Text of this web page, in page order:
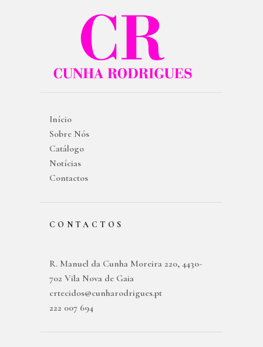
Início
Sobre Nós
Catálogo
Notícias
Contactos
CONTACTOS
R. Manuel da Cunha Moreira 220, 4430-
702 Vila Nova de Gaia
crtecidos@cunharodrigues.pt
222 007 694